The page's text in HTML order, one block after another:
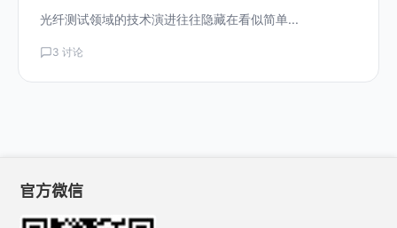
光纤测试领域的技术演进往往隐藏在看似简单...
3 讨论
官方微信